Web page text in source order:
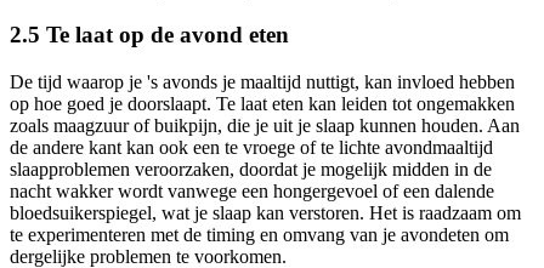
2.5 Te laat op de avond eten
De tijd waarop je 's avonds je maaltijd nuttigt, kan invloed hebben
op hoe goed je doorslaapt. Te laat eten kan leiden tot ongemakken
zoals maagzuur of buikpijn, die je uit je slaap kunnen houden. Aan
de andere kant kan ook een te vroege of te lichte avondmaaltijd
slaapproblemen veroorzaken, doordat je mogelijk midden in de
nacht wakker wordt vanwege een hongergevoel of een dalende
bloedsuikerspiegel, wat je slaap kan verstoren. Het is raadzaam om
te experimenteren met de timing en omvang van je avondeten om
dergelijke problemen te voorkomen.